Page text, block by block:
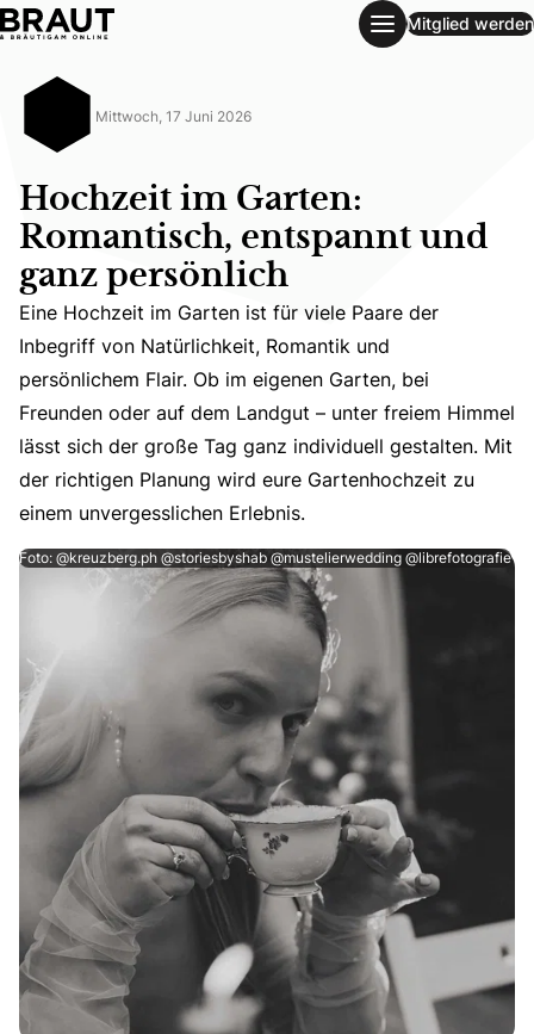
Hochzeit im Garten: Romantisch, entspannt und ganz
Mitglied werden
Mittwoch, 17 Juni 2026
Hochzeit im Garten:
Romantisch, entspannt und
ganz persönlich
Eine Hochzeit im Garten ist für viele Paare der
Eine Hochzeit im Garten ist für viele Paare der
Inbegriff von Natürlichkeit, Romantik und
persönlichem Flair. Ob im eigenen Garten, bei
Freunden oder auf dem Landgut – unter freiem Himmel
lässt sich der große Tag ganz individuell gestalten. Mit
der richtigen Planung wird eure Gartenhochzeit zu
einem unvergesslichen Erlebnis.
Foto: @kreuzberg.ph @storiesbyshab @mustelierwedding @librefotografie